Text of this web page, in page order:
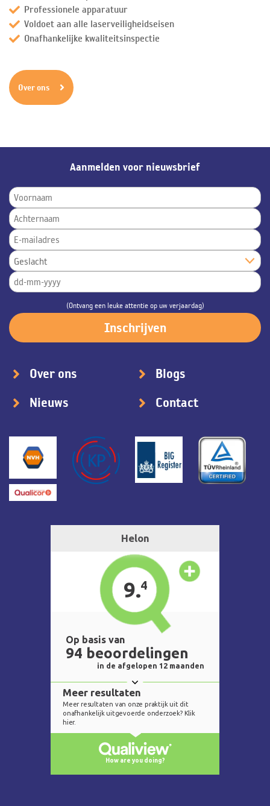
Professionele apparatuur
Voldoet aan alle laserveiligheidseisen
Onafhankelijke kwaliteitsinspectie
Over ons
Aanmelden voor nieuwsbrief
(Ontvang een leuke attentie op uw verjaardag)
Over ons
Blogs
Nieuws
Contact